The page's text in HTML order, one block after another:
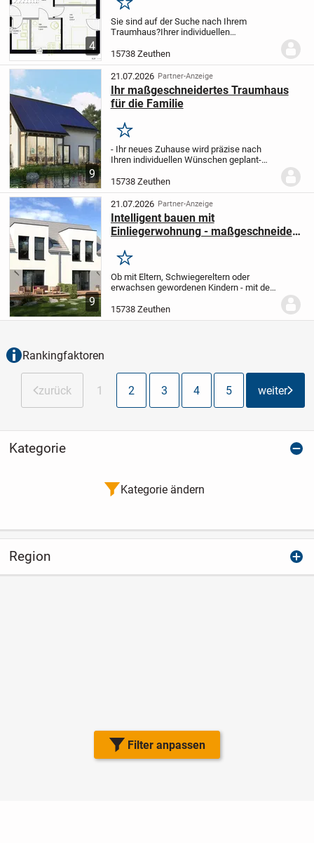
Filter anpassen
4
Merken
Sie sind auf der Suche nach Ihrem
Traumhaus?Ihrer individuellen
Dann kontaktieren Sie mich.
15738 Zeuthen
9
21.07.2026 Partner-Anzeige
Ihr maßgeschneidertes Traumhaus
für die Familie
Merken
- Ihr neues Zuhause wird präzise nach
Ihren individuellen Wünschen geplant-
lichtdurchflutete, freundliche
Wohnbereiche - perfekt für Familienleben
und Gäste-...
15738 Zeuthen
9
21.07.2026 Partner-Anzeige
Intelligent bauen mit
Einliegerwohnung - maßgeschneidert
Merken
Ob mit Eltern, Schwiegereltern oder
erwachsen gewordenen Kindern - mit der
passen alle unter ein Dach. Als
besonderes Wohndetail besitzt diese
15738 Zeuthen
Rankingfaktoren
zurück 1 2 3 4 5 weiter
Kategorie
Kategorie ändern
Region